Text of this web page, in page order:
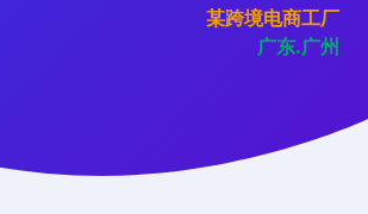
某跨境电商工厂
广东.广州